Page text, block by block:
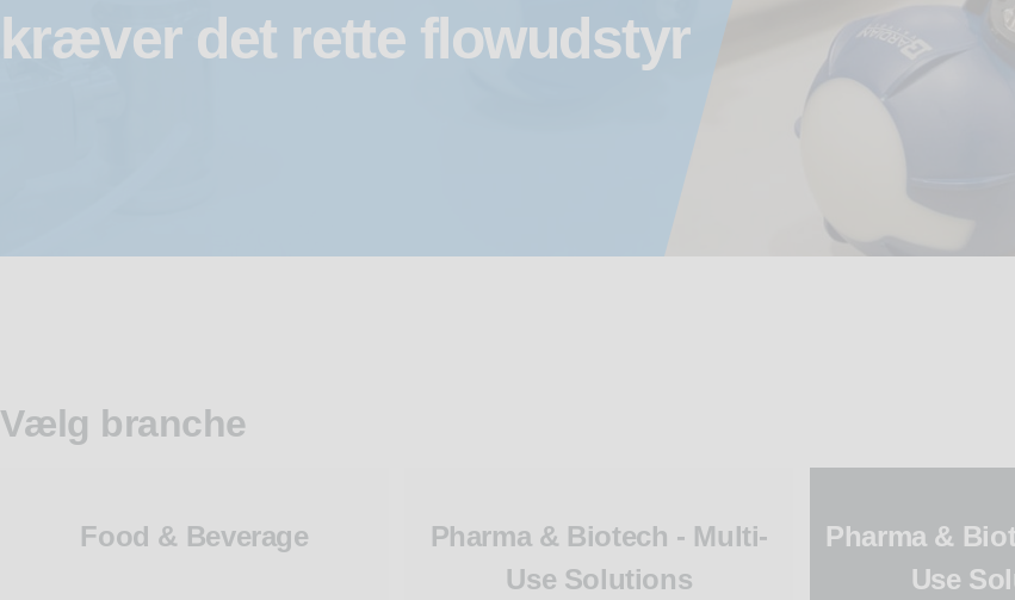
kræver det rette flowudstyr
Vælg branche
Food & Beverage
Pharma & Biotech - Multi-
Use Solutions
Pharma &
Use